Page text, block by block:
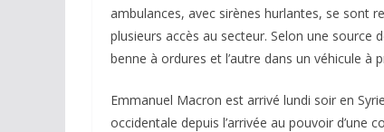
ambulances, avec sirènes hurlantes, se sont
plusieurs accès au secteur. Selon une source
benne à ordures et l’autre dans un véhicule à
Emmanuel Macron est arrivé lundi soir en
occidentale depuis l’arrivée au pouvoir d’une